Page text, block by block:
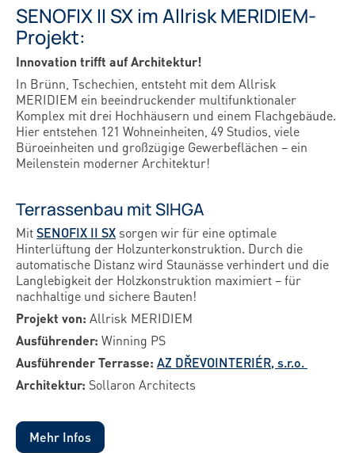
SENOFIX II SX im Allrisk MERIDIEM-
Projekt:
Innovation trifft auf Architektur!
In Brünn, Tschechien, entsteht mit dem Allrisk
MERIDIEM ein beeindruckender multifunktionaler
Komplex mit drei Hochhäusern und einem Flachgebäude.
Hier entstehen 121 Wohneinheiten, 49 Studios, viele
Büroeinheiten und großzügige Gewerbeflächen – ein
Meilenstein moderner Architektur!
Terrassenbau mit SIHGA
MitSENOFIX II SX sorgen wir für eine optimale
Hinterlüftung der Holzunterkonstruktion. Durch die
automatische Distanz wird Staunässe verhindert und die
Langlebigkeit der Holzkonstruktion maximiert – für
nachhaltige und sichere Bauten!
Projekt von: Allrisk MERIDIEM
Ausführender: Winning PS
Ausführender Terrasse: AZ DŘEVOINTERIÉR, s.r.o.
Architektur: Sollaron Architects
Mehr Infos